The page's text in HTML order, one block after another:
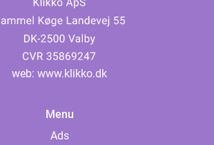
web: www.klikko.dk
Menu
Ads